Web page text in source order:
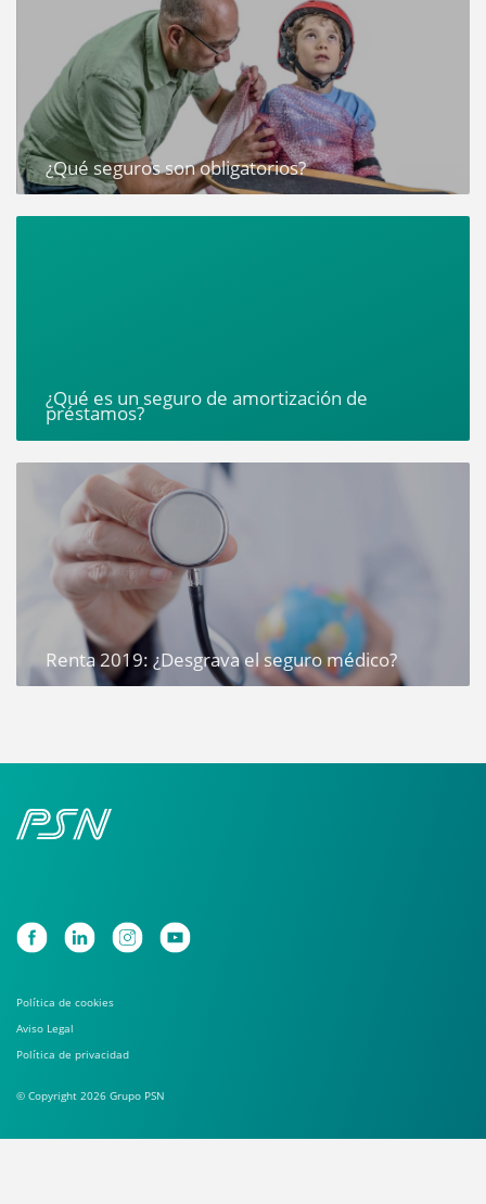
¿Qué seguros son obligatorios?
¿Qué es un seguro de amortización de
préstamos?
Renta 2019: ¿Desgrava el seguro médico?
Política de cookies
Aviso Legal
Política de privacidad
© Copyright 2026 Grupo PSN